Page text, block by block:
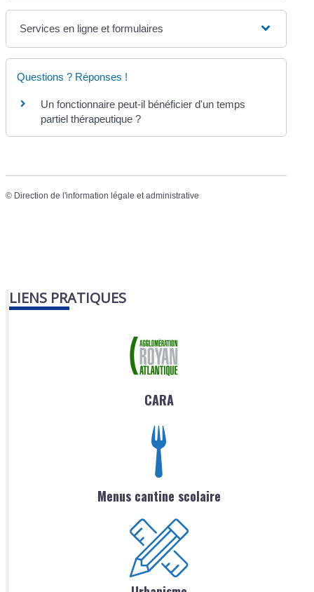
Services en ligne et formulaires
Questions ? Réponses !
Un fonctionnaire peut-il bénéficier d'un temps
partiel thérapeutique ?
© Direction de l'information légale et administrative
LIENS PRATIQUES
CARA
Menus cantine scolaire